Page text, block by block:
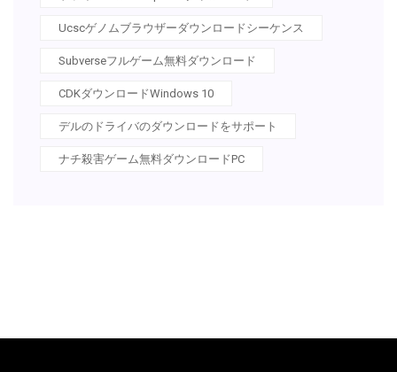
Ucscゲノムブラウザーダウンロードシーケンス
Subverseフルゲーム無料ダウンロード
CDKダウンロードWindows 10
デルのドライバのダウンロードをサポート
ナチ殺害ゲーム無料ダウンロードPC